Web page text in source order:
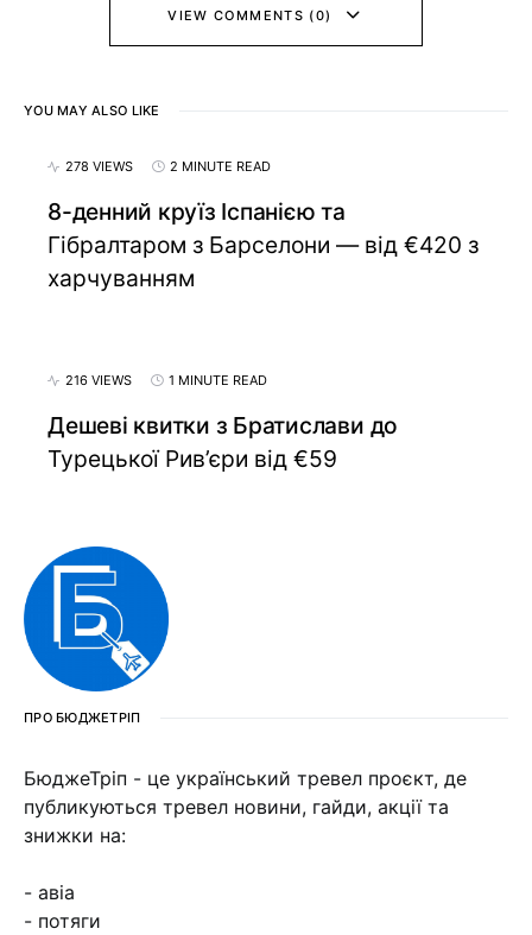
VIEW COMMENTS (0)
YOU MAY ALSO LIKE
278 VIEWS 2 MINUTE READ
8-денний круїз Іспанією та
Гібралтаром з Барселони — від €420 з
харчуванням
216 VIEWS 1 MINUTE READ
Дешеві квитки з Братислави до
Турецької Рив’єри від €59
ПРО БЮДЖЕТРІП
БюджеТріп - це український тревел проєкт, де
публикуються тревел новини, гайди, акції та
знижки на:
- авіа
- потяги